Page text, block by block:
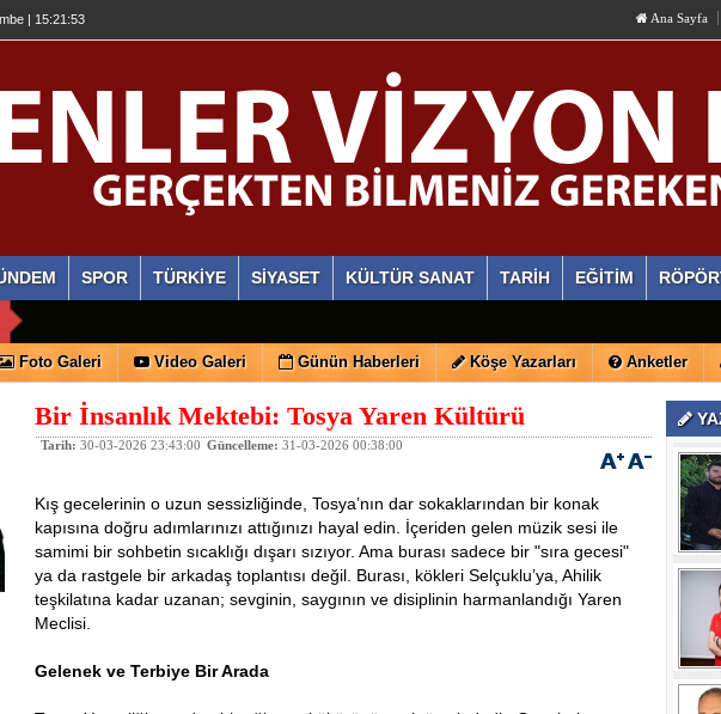
| 15:21:54 Ana Sayfa
SPOR TÜRKİYE SİYASET KÜLTÜR SANAT TARİH EĞİTİM
Foto Galeri Video Galeri Günün Haberleri Köşe Yazarları Anketler
Bir İnsanlık Mektebi: Tosya Yaren Kültürü
Tarih: 30-03-2026 23:43:00 Güncelleme: 31-03-2026 00:38:00
Kış gecelerinin o uzun sessizliğinde, Tosya’nın dar sokaklarından bir konak
kapısına doğru adımlarınızı attığınızı hayal edin. İçeriden gelen müzik sesi ile
samimi bir sohbetin sıcaklığı dışarı sızıyor. Ama burası sadece bir "sıra gecesi"
ya da rastgele bir arkadaş toplantısı değil. Burası, kökleri Selçuklu’ya, Ahilik
teşkilatına kadar uzanan; sevginin, saygının ve disiplinin harmanlandığı Yaren
Meclisi.
Gelenek ve Terbiye Bir Arada